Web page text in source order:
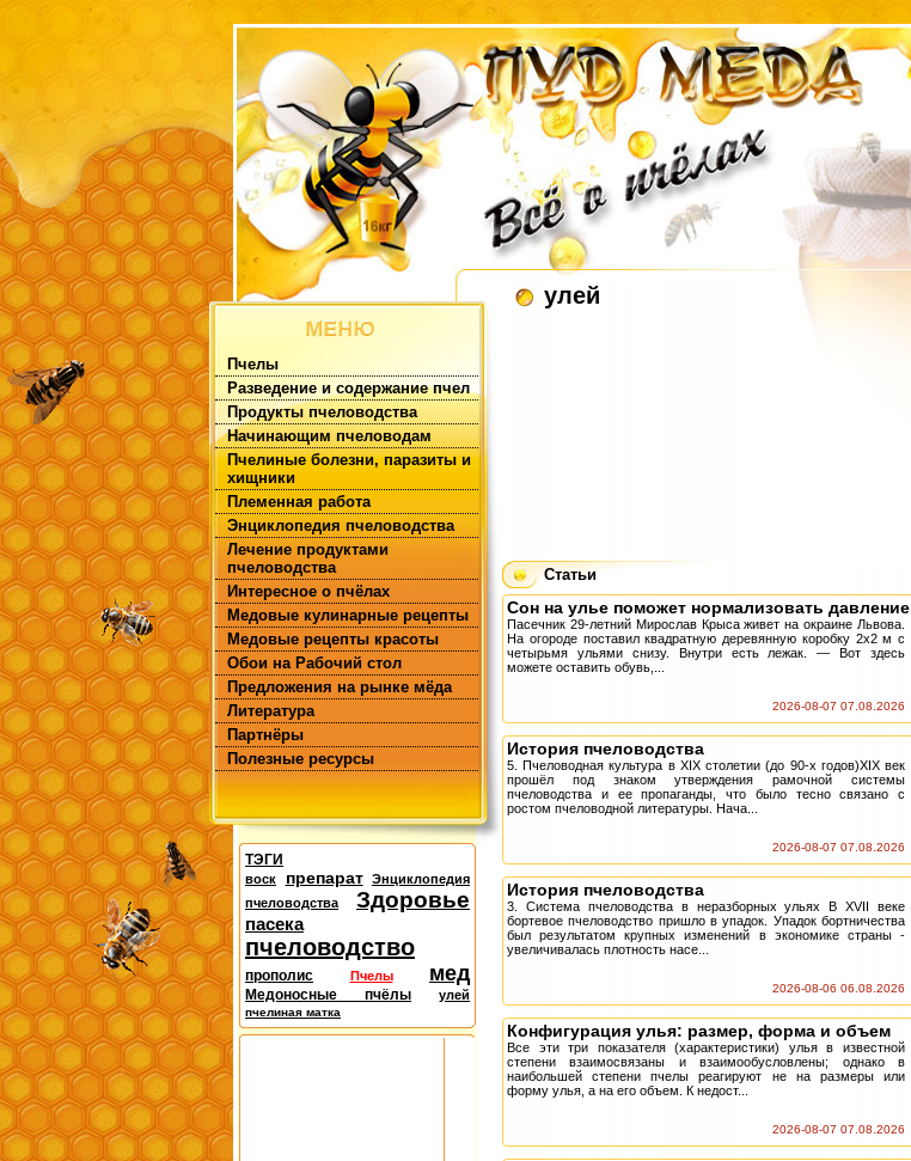
Пчелы
Разведение и содержание пчел
Продукты пчеловодства
Начинающим пчеловодам
Пчелиные болезни, паразиты и
хищники
Племенная работа
Энциклопедия пчеловодства
Лечение продуктами
пчеловодства
Интересное о пчёлах
Медовые кулинарные рецепты
Медовые рецепты красоты
Обои на Рабочий стол
Предложения на рынке мёда
Литература
Партнёры
Полезные ресурсы
ТЭГИ
воск препарат
Энциклопедия
пчеловодства
Здоровье
пасека
пчеловодство
прополис Пчелы мед
Медоносные пчёлы улей
пчелиная матка
улей
Статьи
Cон на улье поможет нормализовать давление
Пасечник 29-летний Мирослав Крыса живет на окраине Львова.
На огороде поставил квадратную деревянную коробку 2х2 м с
четырьмя ульями снизу. Внутри есть лежак. — Вот здесь
можете оставить обувь,...
2026-08-07 07.08.2026
История пчеловодства
5. Пчеловодная культура в XIX столетии (до 90-х годов)XIX век
прошёл под знаком утверждения рамочной системы
пчеловодства и ее пропаганды, что было тесно связано с
ростом пчеловодной литературы. Нача...
2026-08-07 07.08.2026
История пчеловодства
3. Система пчеловодства в неразборных ульях В XVII веке
бортевое пчеловодство пришло в упадок. Упадок бортничества
был результатом крупных изменений в экономике страны -
увеличивалась плотность насе...
2026-08-06 06.08.2026
Конфигурация улья: размер, форма и объем
Все эти три показателя (характеристики) улья в известной
степени взаимосвязаны и взаимообусловлены; однако в
наибольшей степени пчелы реагируют не на размеры или
форму улья, а на его объем. К недост...
2026-08-07 07.08.2026